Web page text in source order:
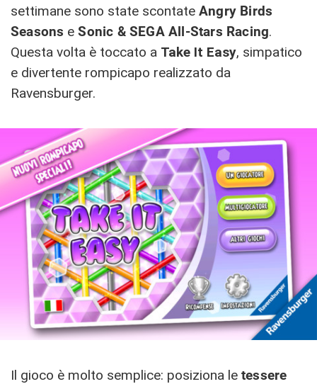
settimane sono state scontate Angry Birds
Seasons eSonic & SEGA All-Stars Racing.
Questa volta è toccato a Take It Easy, simpatico
e divertente rompicapo realizzato da
Ravensburger.
Il gioco è molto semplice: posiziona le tessere